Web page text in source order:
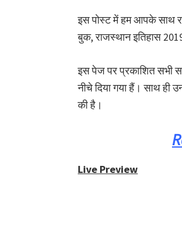
इस पोस्ट में हम आपके साथ
बुक, राजस्थान इतिहास
इस पेज पर प्रकाशित सभी
नीचे दिया गया हैं। साथ ही
की है।
Live Preview